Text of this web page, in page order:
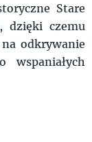
Stare
dzięki czemu
odkrywanie